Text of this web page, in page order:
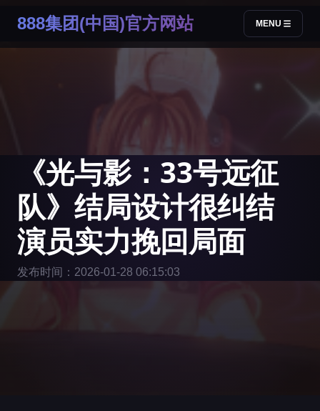
888集团(中国)官方网站 MENU
《光与影：33号远征
队》结局设计很纠结
演员实力挽回局面
发布时间：2026-01-28 06:15:03